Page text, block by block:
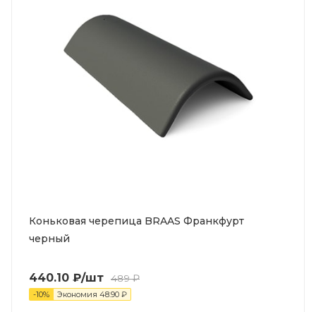
Коньковая черепица BRAAS Франкфурт
черный
440.10 ₽/шт 489₽
-10% Экономия 48.90 ₽